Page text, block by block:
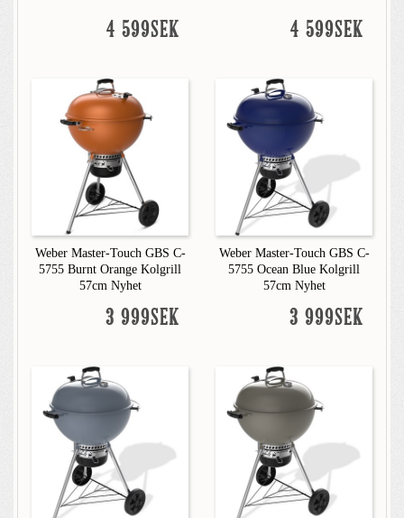
4 599SEK 4 599SEK
Weber Master-Touch GBS C-
5755 Burnt Orange Kolgrill
57cm Nyhet
3 999SEK
Weber Master-Touch GBS C-
5755 Ocean Blue Kolgrill
57cm Nyhet
3 999SEK